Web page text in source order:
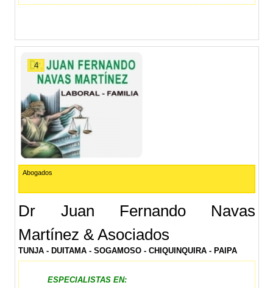
4
Abogados
Dr Juan Fernando Navas
Martínez & Asociados
TUNJA - DUITAMA - SOGAMOSO - CHIQUINQUIRA - PAIPA
ESPECIALISTAS EN: